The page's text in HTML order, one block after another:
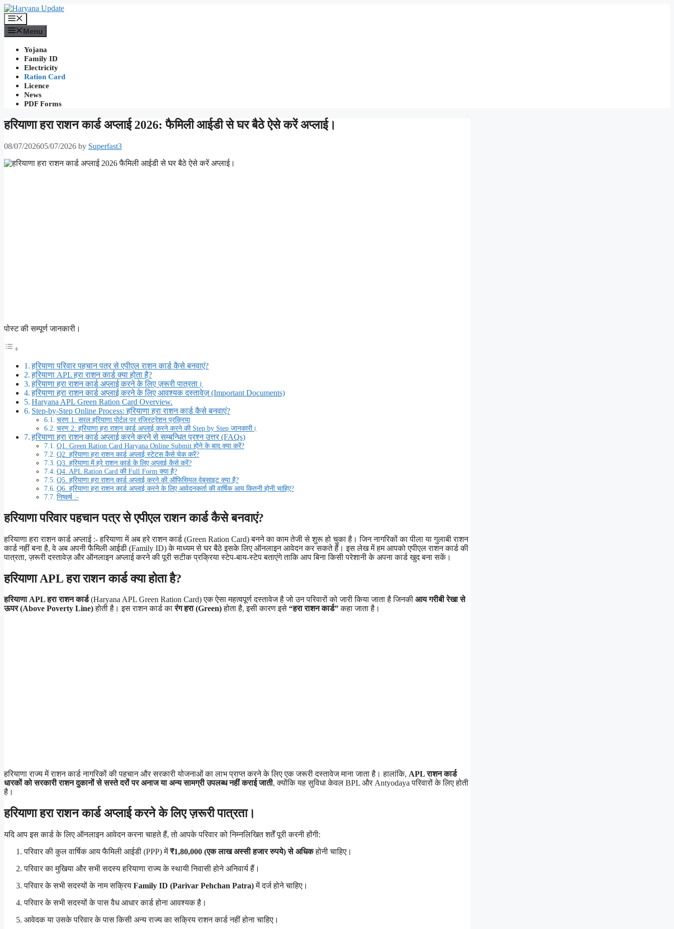
Skip
to
content
Menu
Yojana
Family ID
Electricity
Ration Card
Licence
News
PDF Forms
हरियाणा हरा राशन कार्ड अप्लाई 2026: फैमिली आईडी से घर बैठे ऐसे करें अप्लाई।
08/07/202605/07/2026 by Superfast3
पोस्ट की सम्पूर्ण जानकारी।
हरियाणा परिवार पहचान पत्र से एपीएल राशन कार्ड कैसे बनवाएं?
हरियाणा APL हरा राशन कार्ड क्या होता है?
हरियाणा हरा राशन कार्ड अप्लाई करने के लिए ज़रूरी पात्रता।
हरियाणा हरा राशन कार्ड अप्लाई करने के लिए आवश्यक दस्तावेज़ (Important Documents)
Haryana APL Green Ration Card Overview.
Step-by-Step Online Process: हरियाणा हरा राशन कार्ड कैसे बनवाएं?
चरण 1: सरल हरियाणा पोर्टल पर रजिस्ट्रेशन प्रक्रिया
चरण 2: हरियाणा हरा राशन कार्ड अप्लाई करने करने की Step by Step जानकारी।
हरियाणा हरा राशन कार्ड अप्लाई करने करने से सम्बन्धित प्रश्न उत्तर (FAQs)
Q1. Green Ration Card Haryana Online Submit होने के बाद क्या करें?
Q2. हरियाणा हरा राशन कार्ड अप्लाई स्टेटस कैसे चेक करें?
Q3. हरियाणा में हरे राशन कार्ड के लिए अप्लाई कैसे करें?
Q4. APL Ration Card की Full Form क्या है?
Q5. हरियाणा हरा राशन कार्ड अप्लाई करने की ऑफिसियल वेबसाइट क्या है?
Q6. हरियाणा हरा राशन कार्ड अप्लाई करने के लिए आवेदनकर्ता की वार्षिक आय कितनी होनी चाहिए?
निष्कर्ष :-
हरियाणा परिवार पहचान पत्र से एपीएल राशन कार्ड कैसे बनवाएं?
हरियाणा हरा राशन कार्ड अप्लाई :- हरियाणा में अब हरे राशन कार्ड (Green Ration Card) बनने का काम तेजी से शुरू हो चुका है। जिन नागरिकों का पीला या गुलाबी राशन
कार्ड नहीं बना है, वे अब अपनी फैमिली आईडी (Family ID) के माध्यम से घर बैठे इसके लिए ऑनलाइन आवेदन कर सकते हैं। इस लेख में हम आपको एपीएल राशन कार्ड की
पात्रता, ज़रूरी दस्तावेज़ और ऑनलाइन अप्लाई करने की पूरी सटीक प्रक्रिया स्टेप-बाय-स्टेप बताएंगे ताकि आप बिना किसी परेशानी के अपना कार्ड खुद बना सकें।
हरियाणा APL हरा राशन कार्ड क्या होता है?
हरियाणा APL हरा राशन कार्ड(Haryana APL Green Ration Card) एक ऐसा महत्वपूर्ण दस्तावेज है जो उन परिवारों को जारी किया जाता है जिनकी आय गरीबी रेखा से
ऊपर (Above Poverty Line)होती है। इस राशन कार्ड कारंग हरा (Green)होता है, इसी कारण इसे “हरा राशन कार्ड”कहा जाता है।
हरियाणा राज्य में राशन कार्ड नागरिकों की पहचान और सरकारी योजनाओं का लाभ प्राप्त करने के लिए एक जरूरी दस्तावेज माना जाता है। हालांकि, APL राशन कार्ड
धारकों को सरकारी राशन दुकानों से सस्ते दरों पर अनाज या अन्य सामग्री उपलब्ध नहीं कराई जाती, क्योंकि यह सुविधा केवल BPL और Antyodaya परिवारों के लिए होती
है।
हरियाणा हरा राशन कार्ड अप्लाई करने के लिए ज़रूरी पात्रता।
यदि आप इस कार्ड के लिए ऑनलाइन आवेदन करना चाहते हैं, तो आपके परिवार को निम्नलिखित शर्तें पूरी करनी होंगी:
परिवार की कुल वार्षिक आय फैमिली आईडी (PPP) में₹1,80,000 (एक लाख अस्सी हजार रुपये) से अधिकहोनी चाहिए।
परिवार का मुखिया और सभी सदस्य हरियाणा राज्य के स्थायी निवासी होने अनिवार्य हैं।
परिवार के सभी सदस्यों के नाम सक्रिय Family ID (Parivar Pehchan Patra)में दर्ज होने चाहिए।
परिवार के सभी सदस्यों के पास वैध आधार कार्ड होना आवश्यक है।
आवेदक या उसके परिवार के पास किसी अन्य राज्य का सक्रिय राशन कार्ड नहीं होना चाहिए।